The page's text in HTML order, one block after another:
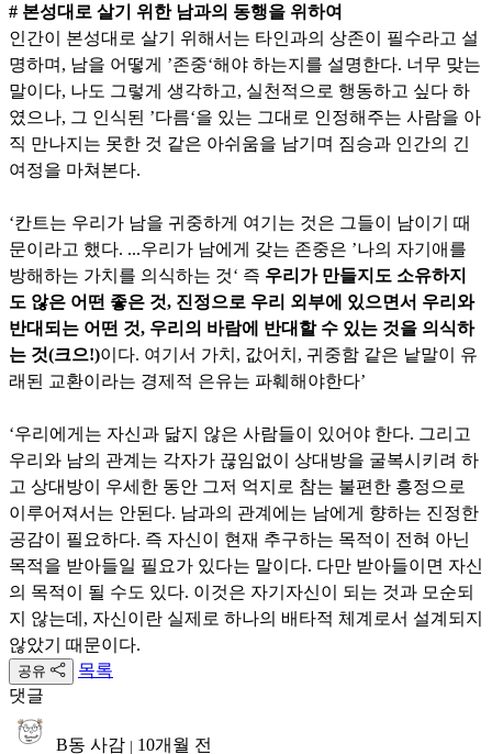
# 본성대로 살기 위한 남과의 동행을 위하여
인간이 본성대로 살기 위해서는 타인과의 상존이 필수라고 설
명하며, 남을 어떻게 ’존중‘해야 하는지를 설명한다. 너무 맞는
말이다, 나도 그렇게 생각하고, 실천적으로 행동하고 싶다 하
였으나, 그 인식된 ’다름‘을 있는 그대로 인정해주는 사람을 아
직 만나지는 못한 것 같은 아쉬움을 남기며 짐승과 인간의 긴
여정을 마쳐본다.
‘칸트는 우리가 남을 귀중하게 여기는 것은 그들이 남이기 때
문이라고 했다. ...우리가 남에게 갖는 존중은 ’나의 자기애를
방해하는 가치를 의식하는 것‘ 즉 우리가 만들지도 소유하지
도 않은 어떤 좋은 것, 진정으로 우리 외부에 있으면서 우리와
반대되는 어떤 것, 우리의 바람에 반대할 수 있는 것을 의식하
는 것(크으!)이다. 여기서 가치, 값어치, 귀중함 같은 낱말이 유
래된 교환이라는 경제적 은유는 파훼해야한다’
‘우리에게는 자신과 닮지 않은 사람들이 있어야 한다. 그리고
우리와 남의 관계는 각자가 끊임없이 상대방을 굴복시키려 하
고 상대방이 우세한 동안 그저 억지로 참는 불편한 흥정으로
이루어져서는 안된다. 남과의 관계에는 남에게 향하는 진정한
공감이 필요하다. 즉 자신이 현재 추구하는 목적이 전혀 아닌
목적을 받아들일 필요가 있다는 말이다. 다만 받아들이면 자신
의 목적이 될 수도 있다. 이것은 자기자신이 되는 것과 모순되
지 않는데, 자신이란 실제로 하나의 배타적 체계로서 설계되지
않았기 때문이다.
공유
목록
댓글
B동 사감 | 10개월 전